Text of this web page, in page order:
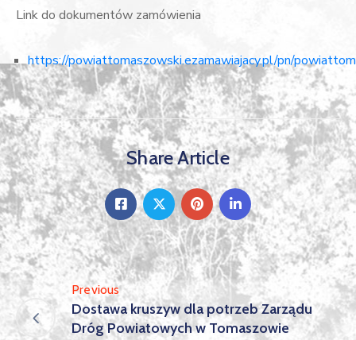
Link do dokumentów zamówienia
https://powiattomaszowski.ezamawiajacy.pl/pn/
Share Article
Previous
Dostawa kruszyw dla potrzeb Zarządu
Dróg Powiatowych w Tomaszowie